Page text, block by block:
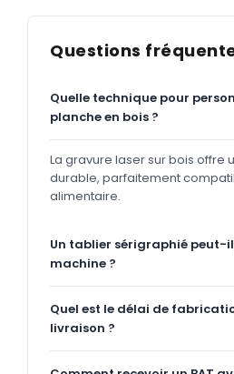
Questions
Quelle technique pour
planche en bois ?
La gravure laser sur bois offre
durable, parfaitement
alimentaire.
Un tablier sérigraphié peut-il
machine ?
Quel est le délai de
livraison ?